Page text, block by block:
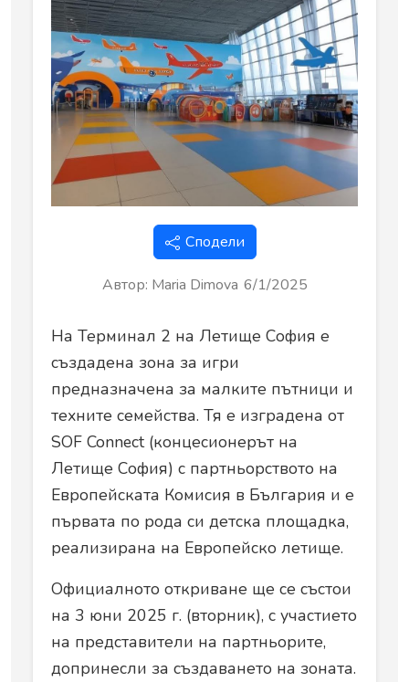
Сподели
Автор: Maria Dimova 6/1/2025
На Терминал 2 на Летище София е
създадена зона за игри
предназначена за малките пътници и
техните семейства. Тя е изградена от
SOF Connect (концесионерът на
Летище София) с партньорството на
Европейската Комисия в България и е
първата по рода си детска площадка,
реализирана на Европейско летище.
Официалното откриване ще се състои
на 3 юни 2025 г. (вторник), с участието
на представители на партньорите,
допринесли за създаването на зоната.